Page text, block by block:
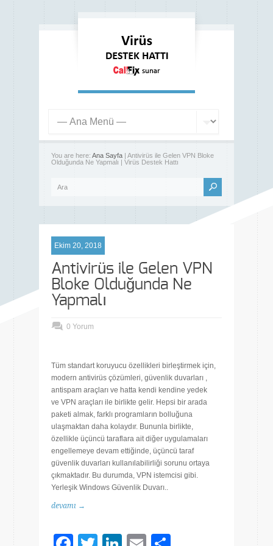
You are here: Ana Sayfa | Antivirüs ile Gelen VPN Bloke
Olduğunda Ne Yapmalı | Virüs Destek Hattı
Ekim 20, 2018
Antivirüs ile Gelen VPN
Bloke Olduğunda Ne
Yapmalı
0 Yorum
Tüm standart koruyucu özellikleri birleştirmek için,
modern antivirüs çözümleri, güvenlik duvarları ,
antispam araçları ve hatta kendi kendine yedek
ve VPN araçları ile birlikte gelir. Hepsi bir arada
paketi almak, farklı programların bolluğuna
ulaşmaktan daha kolaydır. Bununla birlikte,
özellikle üçüncü taraflara ait diğer uygulamaları
engellemeye devam ettiğinde, üçüncü taraf
güvenlik duvarları kullanılabilirliği sorunu ortaya
çıkmaktadır. Bu durumda, VPN istemcisi gibi.
Yerleşik Windows Güvenlik Duvarı..
devamı →